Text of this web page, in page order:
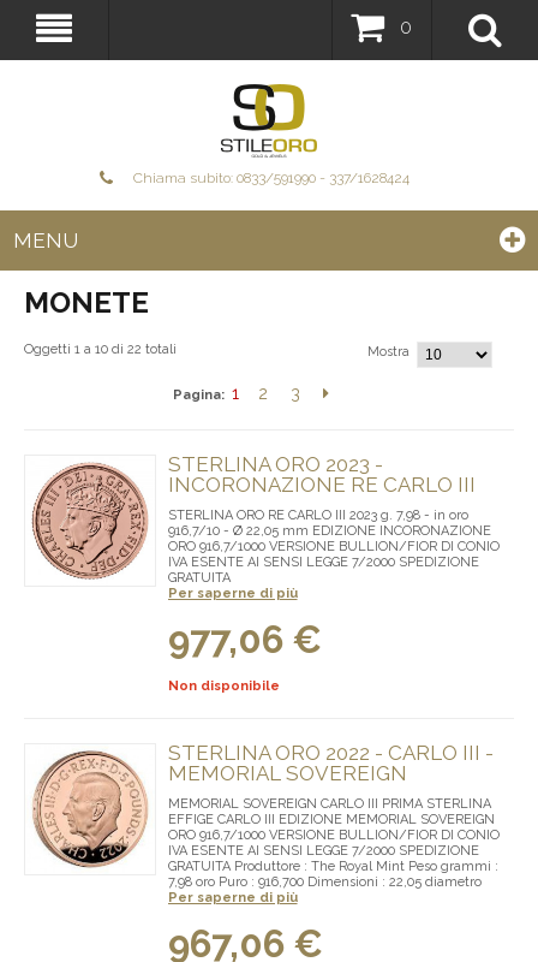
0
Chiama subito: 0833/591990 - 337/1628424
MENU
MONETE
Oggetti 1 a 10 di 22 totali Mostra
Pagina: 1 2 3
STERLINA ORO 2023 -
INCORONAZIONE RE CARLO III
STERLINA ORO RE CARLO III 2023 g. 7,98 - in oro
916,7/10 - Ø 22,05 mm EDIZIONE INCORONAZIONE
ORO 916,7/1000 VERSIONE BULLION/FIOR DI CONIO
IVA ESENTE AI SENSI LEGGE 7/2000 SPEDIZIONE
GRATUITA
Per saperne di più
977,06 €
Non disponibile
STERLINA ORO 2022 - CARLO III -
MEMORIAL SOVEREIGN
MEMORIAL SOVEREIGN CARLO III PRIMA STERLINA
EFFIGE CARLO III EDIZIONE MEMORIAL SOVEREIGN
ORO 916,7/1000 VERSIONE BULLION/FIOR DI CONIO
IVA ESENTE AI SENSI LEGGE 7/2000 SPEDIZIONE
GRATUITA Produttore : The Royal Mint Peso grammi :
7,98 oro Puro : 916,700 Dimensioni : 22,05 diametro
Per saperne di più
967,06 €